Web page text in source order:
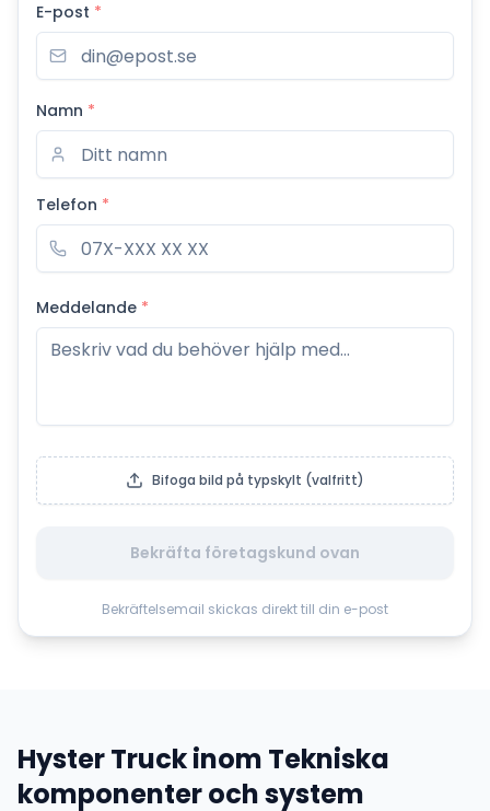
E-post *
Namn *
Telefon *
Meddelande *
Bifoga bild på typskylt (valfritt)
Bekräfta företagskund ovan
Bekräftelsemail skickas direkt till din e-post
Hyster Truckinom Tekniska
komponenter och system